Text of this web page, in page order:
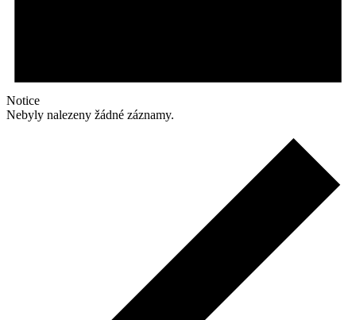
Notice
Nebyly nalezeny žádné záznamy.